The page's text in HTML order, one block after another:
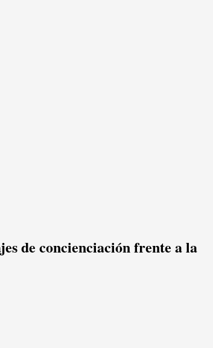
de concienciación frente a la